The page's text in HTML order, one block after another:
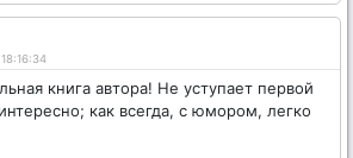
18:16:34
книга автора! Не уступает первой
как всегда, с юмором, легко